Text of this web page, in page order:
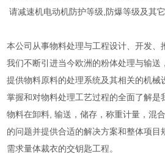
请减速机电动机防护等级,防爆等级及其
本公司从事物料处理与工程设计、开发、
我们不断引进当今欧洲的粉体处理与输送
提供物料原料的处理系统及其相关的机械
掌握和对物料处理工艺过程的全面了解是
物料在卸料, 输送，储存，称重计量，混
的问题并提供合适的解决方案和整体项目
需求量体裁衣的交钥匙工程。